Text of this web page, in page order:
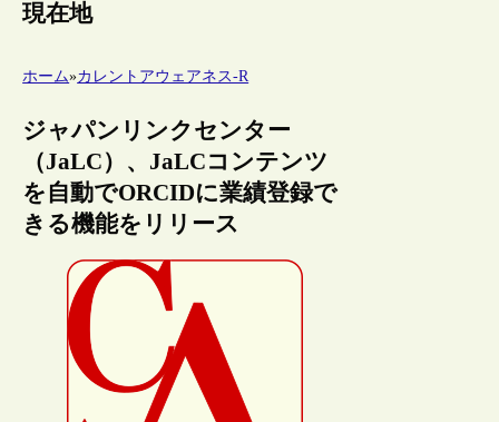
現在地
ホーム»カレントアウェアネス-R
ジャパンリンクセンター
（JaLC）、JaLCコンテンツ
を自動でORCIDに業績登録で
きる機能をリリース